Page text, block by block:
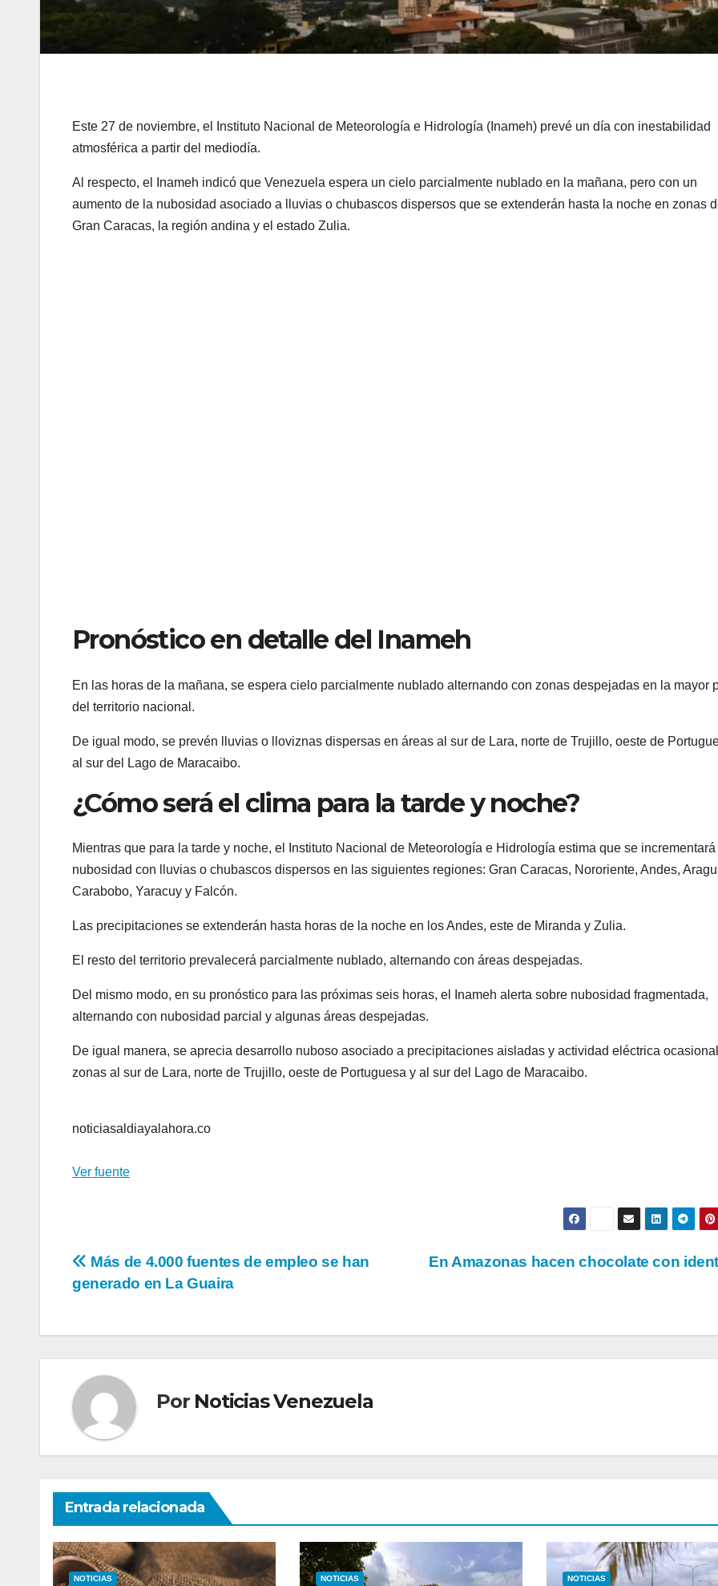
Este 27 de noviembre, el Instituto Nacional de Meteorología e Hidrología (Inameh) prevé un día con inestabilidad
atmosférica a partir del mediodía.
Al respecto, el Inameh indicó que Venezuela espera un cielo parcialmente nublado en la mañana, pero con un
aumento de la nubosidad asociado a lluvias o chubascos dispersos que se extenderán hasta la noche en zonas
Gran Caracas, la región andina y el estado Zulia.
Pronóstico en detalle del Inameh
En las horas de la mañana, se espera cielo parcialmente nublado alternando con zonas despejadas en la mayor
del territorio nacional.
De igual modo, se prevén lluvias o lloviznas dispersas en áreas al sur de Lara, norte de Trujillo, oeste de
al sur del Lago de Maracaibo.
¿Cómo será el clima para la tarde y noche?
Mientras que para la tarde y noche, el Instituto Nacional de Meteorología e Hidrología estima que se
nubosidad con lluvias o chubascos dispersos en las siguientes regiones: Gran Caracas, Nororiente, Andes,
Carabobo, Yaracuy y Falcón.
Las precipitaciones se extenderán hasta horas de la noche en los Andes, este de Miranda y Zulia.
El resto del territorio prevalecerá parcialmente nublado, alternando con áreas despejadas.
Del mismo modo, en su pronóstico para las próximas seis horas, el Inameh alerta sobre nubosidad fragmentada,
alternando con nubosidad parcial y algunas áreas despejadas.
De igual manera, se aprecia desarrollo nuboso asociado a precipitaciones aisladas y actividad eléctrica
zonas al sur de Lara, norte de Trujillo, oeste de Portuguesa y al sur del Lago de Maracaibo.
noticiasaldiayalahora.co
Ver fuente
Navegación
de
entradas
En Amazonas hacen chocolate con
Más de 4.000 fuentes de empleo se han
generado en La Guaira
Por Noticias Venezuela
Entrada relacionada
NOTICIAS NOTICIAS NOTICIAS